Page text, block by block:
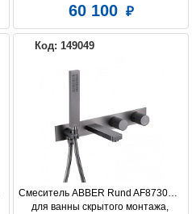
монтажа, розовое золото
60 100
Код: 149049
Смеситель ABBER Rund AF8730NG
для ванны скрытого монтажа,